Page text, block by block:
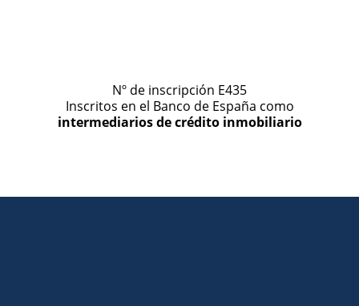
Nº de inscripción E435
Inscritos en el Banco de España como
intermediarios de crédito inmobiliario